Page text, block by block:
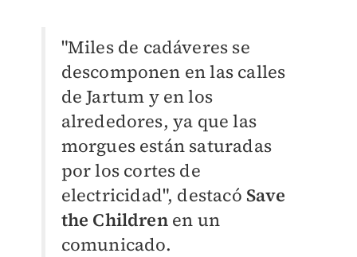
"Miles de cadáveres se
descomponen en las calles
de Jartum y en los
alrededores, ya que las
morgues están saturadas
por los cortes de
electricidad", destacó Save
the Children en un
comunicado.